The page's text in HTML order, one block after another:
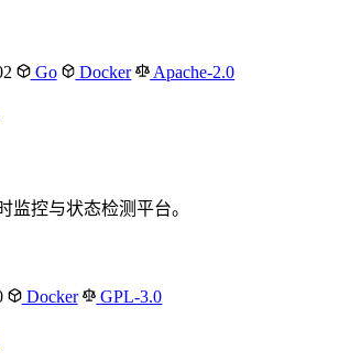
Go Docker Apache-2.0
监控与状态检测平台。
Docker GPL-3.0